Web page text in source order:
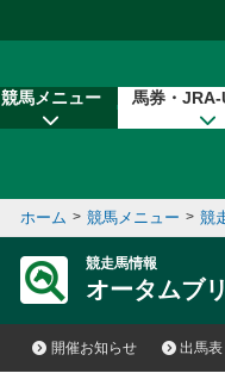
競馬メニュー 馬券・
ホーム > 競馬メニュー > 競
競走馬情報
オータムブ
開催お知らせ 出馬表